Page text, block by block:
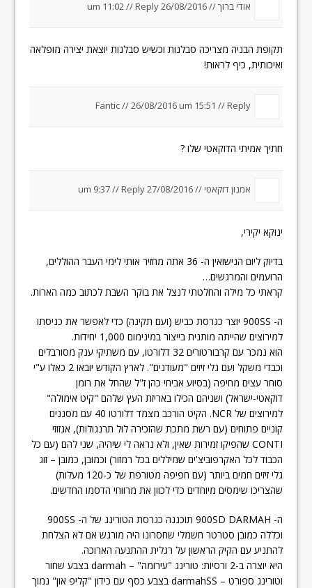
אודי ברוך //26/08/2016 um 11:02
//Reply
תקופת הבניה מצריכה סבלנות וכשיש סבלנות יוצאת יצירה מופלאה
ואיכותית, כיף לראות!
Fantic //26/08/2016 um 15:51 //Reply
חתיך אמיתי הדוקאטי שלו ?
אמנון דוקאטי //27/08/2016 um 9:37
//Reply
ינוקא יקירי,
בדיוק ליום הנישואין ה- 36 אתה מחזיר אותי לימי העבר ההוללים,
הרועמים והמרגשים…
קראתי כל מילה והחלטתי לנצל את בוקר השבת לכתוב כמה הארות.
ה- 900SS יוצר כגרסת כביש (ועם תקינה) כדי לאפשר את כניסתו
למירוצים שהייתה מותנית בייצור במינימום 1,000 יחידות.
הוא נמכר עם קרבורטורים 32 דלורטו, עם משתיקי ענק מסורבלים
וכבדי משקל ועם גלי זיזים "מעודנים". לארץ הקודש יובאו 2 כאלו ע"י
סוחר עצים מחיפה (בסיוע אביחי כהן ז"ל שהחל את רומן
דוקאטי-ישראל) ושניהם הכילו באריזת העץ שלהם "קיט אימולה"
למירוצים של NCR. הקיט הורכב מצמד דלורטו 40 עם מסננים
קוניים פתוחים (עם רשת מתכת שהזכירה לול תרנגולות), אגזוזי
CONTI שהפיקו זמירות שאין, ולא נראה לי שיהיה, שני להם (עם כל
הכבוד לכל האקרפוביצ'ים שמיללים בכל רמזור) וכמובן, כמובן – זוג
גלי זיזים חמים ביותר (עם חפיפה מטורפת של כ-120 מעלות)
שהצריכו שימסים מיוחדים כדי לכוון את מרווחי הדסמו החדשים.
ה- 900SD DARMAH תוכננה כגרסת הטורינג של ה- 900SS
וכללה כמובן סטרטר חשמלי שחסרונו היה מורגש אם לא הצלחת
להתניע עם הקיק הראשון על רגלית ההתנעה הארוכה.
היא יוצרה ב-2 ורסיות: טורינג "עירומה" – darmah בצבע שחור
וטורינג ספורט – darmahSS בצבע כסף עם כידון "קליפ און" נמוך